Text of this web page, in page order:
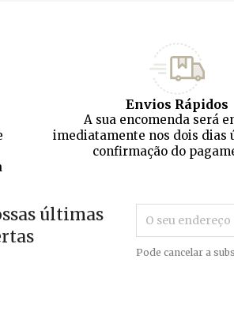
Envios Rápidos
A sua encomenda será
imediatamente nos dois dias
confirmação do
últimas
Pode cancelar a